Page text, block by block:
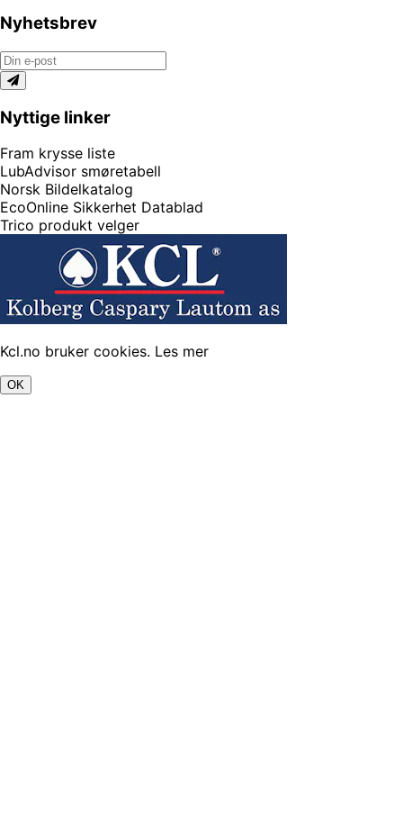
Nyhetsbrev
Nyttige linker
Fram krysse liste
LubAdvisor smøretabell
Norsk Bildelkatalog
EcoOnline Sikkerhet Datablad
Trico produkt velger
Kcl.no bruker cookies. Les mer
OK